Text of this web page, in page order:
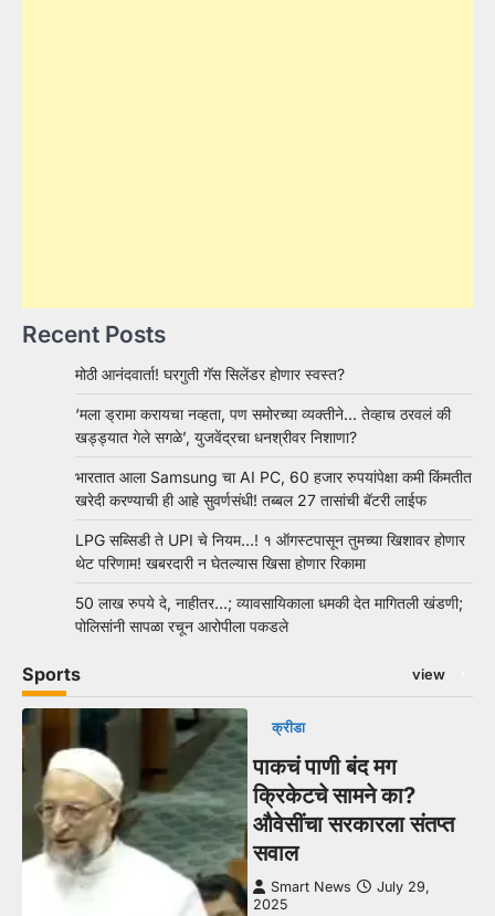
Recent Posts
मोठी आनंदवार्ता! घरगुती गॅस सिलेंडर होणार स्वस्त?
‘मला ड्रामा करायचा नव्हता, पण समोरच्या व्यक्तीने… तेव्हाच ठरवलं की
खड्ड्यात गेले सगळे’, युजवेंद्रचा धनश्रीवर निशाणा?
भारतात आला Samsung चा AI PC, 60 हजार रुपयांपेक्षा कमी किंमतीत
खरेदी करण्याची ही आहे सुवर्णसंधी! तब्बल 27 तासांची बॅटरी लाईफ
LPG सब्सिडी ते UPI चे नियम…! १ ऑगस्टपासून तुमच्या खिशावर होणार
थेट परिणाम! खबरदारी न घेतल्यास खिसा होणार रिकामा
50 लाख रुपये दे, नाहीतर…; व्यावसायिकाला धमकी देत मागितली खंडणी;
पोलिसांनी सापळा रचून आरोपीला पकडले
Sports view
क्रीडा
पाकचं पाणी बंद मग
क्रिकेटचे सामने का?
औवेसींचा सरकारला संतप्त
सवाल
Smart News
July 29,
2025